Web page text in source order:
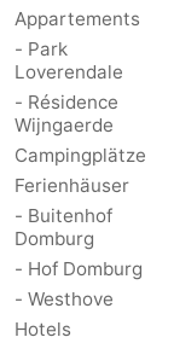
Appartements
- Park
Loverendale
- Résidence
Wijngaerde
Campingplätze
Ferienhäuser
- Buitenhof
Domburg
- Hof Domburg
- Westhove
Hotels